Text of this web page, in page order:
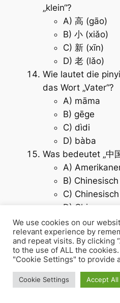
„klein“?
A) 高 (gāo)
B) 小 (xiǎo)
C) 新 (xīn)
D) 老 (lǎo)
Wie lautet die
das Wort „Vater“?
A) māma
B) gēge
C) dìdi
D) bàba
Was bedeutet „中
A)
B) Chinesisch
C)
D) Chinese
Was bedeutet „书“
A) Heft
B) Papier
C) Buch
D) Stift
Wie lautet das
We use cookies on our
relevant experience by
and repeat visits. By clicking
to the use of ALL the
"Cookie Settings" to provide
Cookie Settings Accept All